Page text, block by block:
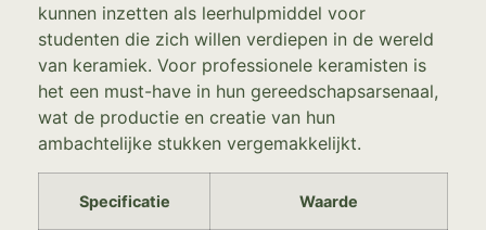
kunnen inzetten als leerhulpmiddel voor
studenten die zich willen verdiepen in de wereld
van keramiek. Voor professionele keramisten is
het een must-have in hun gereedschapsarsenaal,
wat de productie en creatie van hun
ambachtelijke stukken vergemakkelijkt.
Specificatie Waarde